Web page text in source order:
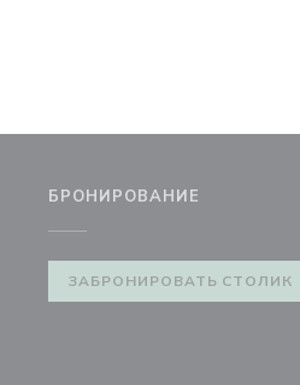
БРОНИРОВАНИЕ
ЗАБРОНИРОВАТЬ СТОЛИК